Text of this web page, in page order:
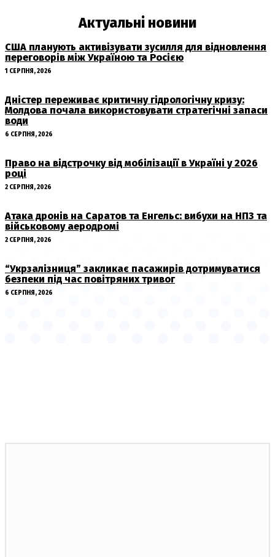
Актуальні новини
США планують активізувати зусилля для відновлення
переговорів між Україною та Росією
1 СЕРПНЯ, 2026
Дністер переживає критичну гідрологічну кризу:
Молдова почала використовувати стратегічні запаси
води
6 СЕРПНЯ, 2026
Право на відстрочку від мобілізації в Україні у 2026
році
2 СЕРПНЯ, 2026
Атака дронів на Саратов та Енгельс: вибухи на НПЗ та
військовому аеродромі
2 СЕРПНЯ, 2026
“Укрзалізниця” закликає пасажирів дотримуватися
безпеки під час повітряних тривог
6 СЕРПНЯ, 2026